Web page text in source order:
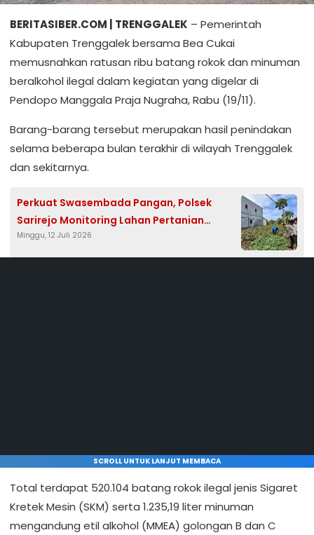
BERITASIBER.COM | TRENGGALEK – Pemerintah
Kabupaten Trenggalek bersama Bea Cukai
memusnahkan ratusan ribu batang rokok dan minuman
beralkohol ilegal dalam kegiatan yang digelar di
Pendopo Manggala Praja Nugraha, Rabu (19/11).
Barang-barang tersebut merupakan hasil penindakan
selama beberapa bulan terakhir di wilayah Trenggalek
dan sekitarnya.
Perkuat Swasembada Pangan, Polsek
Sarirejo Monitoring Lahan Pertanian
Kacang Hijau Siap Panen
Minggu, 12 Juli 2026
SCROLL UNTUK LANJUT MEMBACA
Total terdapat 520.104 batang rokok ilegal jenis Sigaret
Kretek Mesin (SKM) serta 1.235,19 liter minuman
mengandung etil alkohol (MMEA) golongan B dan C